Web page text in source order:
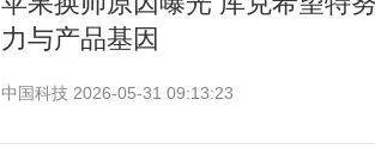
力与产品基因
中国科技 2026-05-31 09:13:23